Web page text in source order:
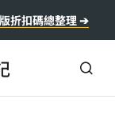
折扣碼總整理 ➔